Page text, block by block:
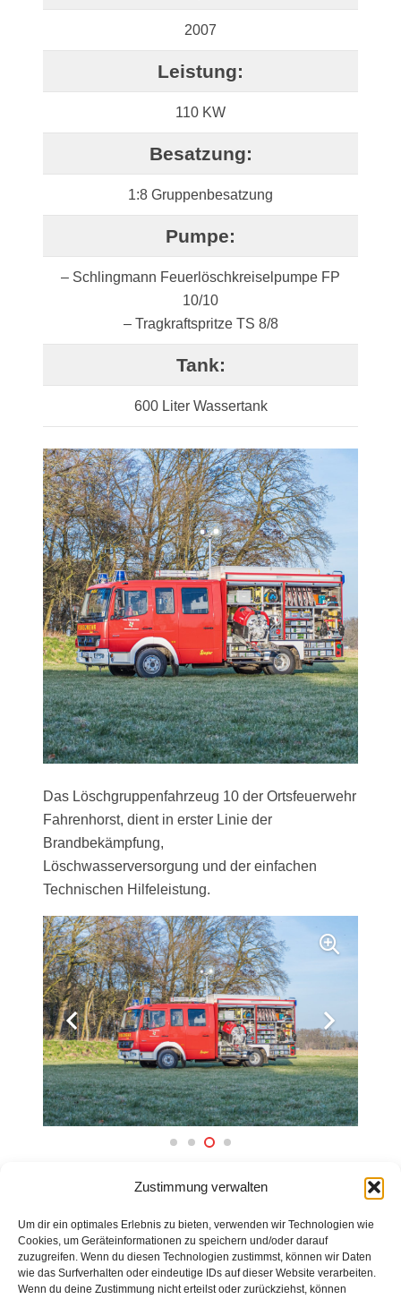
Zustimmung verwalten
Um dir ein optimales Erlebnis zu bieten, verwenden wir Technologien wie
Cookies, um Geräteinformationen zu speichern und/oder darauf
zuzugreifen. Wenn du diesen Technologien zustimmst, können wir Daten
wie das Surfverhalten oder eindeutige IDs auf dieser Website verarbeiten.
Wenn du deine Zustimmung nicht erteilst oder zurückziehst, können
2007
Leistung:
110 KW
Besatzung:
1:8 Gruppenbesatzung
Pumpe:
– Schlingmann Feuerlöschkreiselpumpe FP
10/10
– Tragkraftspritze TS 8/8
Tank:
600 Liter Wassertank
Das Löschgruppenfahrzeug 10 der Ortsfeuerwehr
Fahrenhorst, dient in erster Linie der
Brandbekämpfung,
Löschwasserversorgung und der einfachen
Technischen Hilfeleistung.
ZURÜCK ZUR ÜBERSICHT